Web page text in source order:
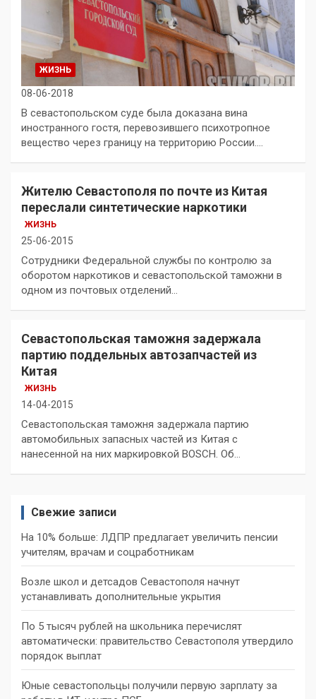
ЖИЗНЬ
08-06-2018
В севастопольском суде была доказана вина
иностранного гостя, перевозившего психотропное
вещество через границу на территорию России.…
Жителю Севастополя по почте из Китая
переслали синтетические наркотики
ЖИЗНЬ
25-06-2015
Сотрудники Федеральной службы по контролю за
оборотом наркотиков и севастопольской таможни в
одном из почтовых отделений…
Севастопольская таможня задержала
партию поддельных автозапчастей из
Китая
ЖИЗНЬ
14-04-2015
Севастопольская таможня задержала партию
автомобильных запасных частей из Китая с
нанесенной на них маркировкой BOSCH. Об…
Свежие записи
На 10% больше: ЛДПР предлагает увеличить пенсии
учителям, врачам и соцработникам
Возле школ и детсадов Севастополя начнут
устанавливать дополнительные укрытия
По 5 тысяч рублей на школьника перечислят
автоматически: правительство Севастополя утвердило
порядок выплат
Юные севастопольцы получили первую зарплату за